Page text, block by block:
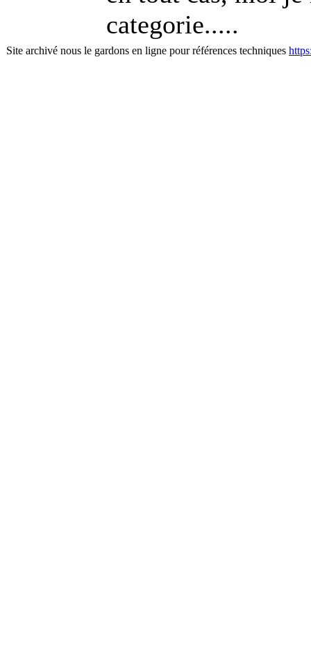
categorie.....
Site archivé nous le gardons en ligne pour références techniques